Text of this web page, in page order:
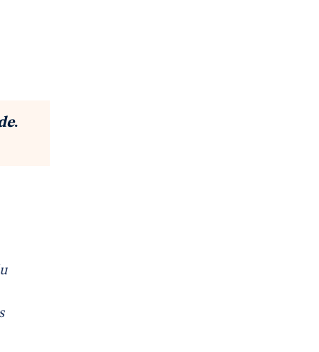
.